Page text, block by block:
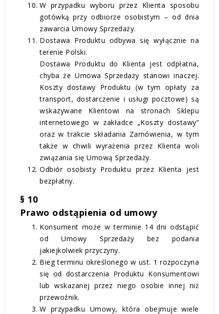
W przypadku wyboru przez Klienta sposobu
gotówką przy odbiorze osobistym – od dnia
zawarcia Umowy Sprzedaży.
Dostawa Produktu odbywa się wyłącznie na
terenie Polski.
Dostawa Produktu do Klienta jest odpłatna,
chyba że Umowa Sprzedaży stanowi inaczej.
Koszty dostawy Produktu (w tym opłaty za
transport, dostarczenie i usługi pocztowe) są
wskazywane Klientowi na stronach Sklepu
internetowego w zakładce „Koszty dostawy”
oraz w trakcie składania Zamówienia, w tym
także w chwili wyrażenia przez Klienta woli
związania się Umową Sprzedaży.
Odbiór osobisty Produktu przez Klienta jest
bezpłatny.
§ 10
Prawo odstąpienia od umowy
Konsument może w terminie 14 dni odstąpić
od Umowy Sprzedaży bez podania
jakiejkolwiek przyczyny.
Bieg terminu określonego w ust. 1 rozpoczyna
się od dostarczenia Produktu Konsumentowi
lub wskazanej przez niego osobie innej niż
przewoźnik.
W przypadku Umowy, która obejmuje wiele